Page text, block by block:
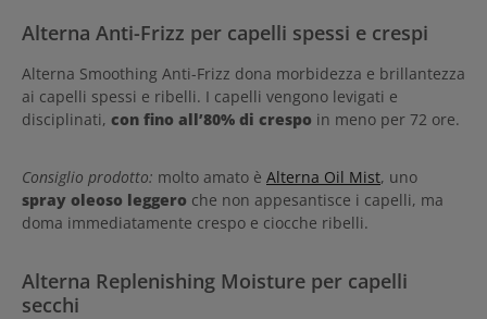
Alterna Anti-Frizz per capelli spessi e crespi
Alterna Smoothing Anti-Frizz dona morbidezza e brillantezza
ai capelli spessi e ribelli. I capelli vengono levigati e
disciplinati, con fino all’80% di crespo in meno per 72 ore.
Consiglio prodotto: molto amato è Alterna Oil Mist, uno
spray oleoso leggero che non appesantisce i capelli, ma
doma immediatamente crespo e ciocche ribelli.
Alterna Replenishing Moisture per capelli
secchi